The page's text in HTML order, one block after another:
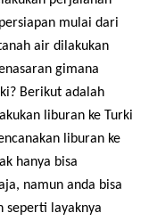
mulai dari
air dilakukan
gimana
Berikut adalah
liburan ke Turki
liburan ke
hanya bisa
namun anda bisa
seperti layaknya